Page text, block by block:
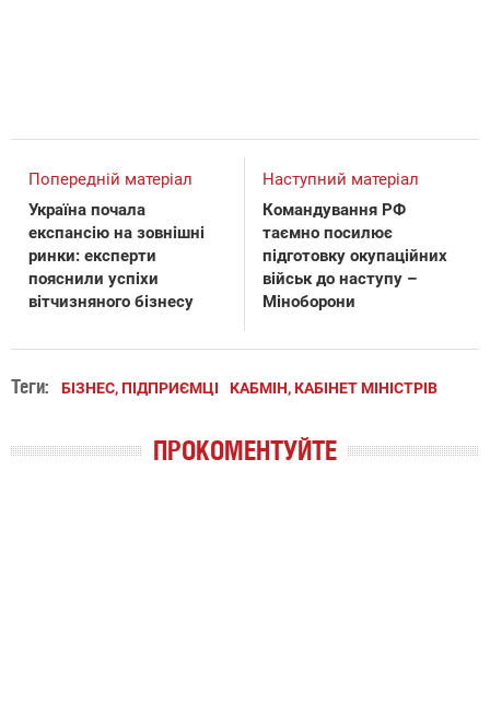
Попередній матеріал
Україна почала
експансію на зовнішні
ринки: експерти
пояснили успіхи
вітчизняного бізнесу
Наступний матеріал
Командування РФ
таємно посилює
підготовку окупаційних
військ до наступу –
Міноборони
Теги: БІЗНЕС, ПІДПРИЄМЦІ КАБМІН, КАБІНЕТ МІНІСТРІВ
ПРОКОМЕНТУЙТЕ